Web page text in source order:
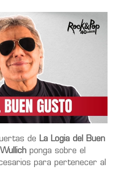
de La Logia del Buen
ponga sobre el
para pertenecer al